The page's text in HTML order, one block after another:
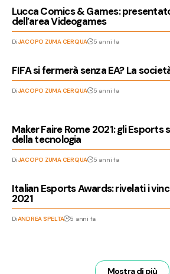
Lucca Comics & Games:
dell’area Videogames
DiJACOPO ZUMA CERQUA 5 anni fa
FIFA si fermerà senza EA? La
DiJACOPO ZUMA CERQUA 5 anni fa
Maker Faire Rome 2021: gli Esports
della tecnologia
DiJACOPO ZUMA CERQUA 5 anni fa
Italian Esports Awards: rivelati i
2021
DiANDREA SPELTA 5 anni fa
Mostra di più